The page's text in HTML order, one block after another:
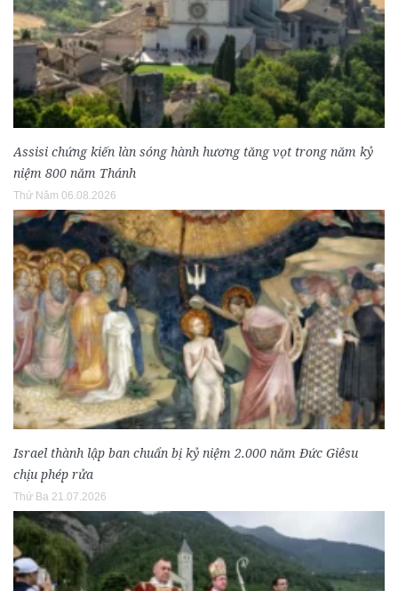
Assisi chứng kiến làn sóng hành hương tăng vọt trong năm kỷ
niệm 800 năm Thánh
Thứ Năm 06.08.2026
Israel thành lập ban chuẩn bị kỷ niệm 2.000 năm Đức Giêsu
chịu phép rửa
Thứ Ba 21.07.2026